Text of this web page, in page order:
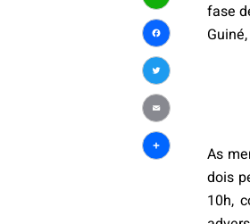
Facebook
Twitter
Email
Share
fase
As
dois
10h,